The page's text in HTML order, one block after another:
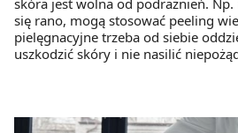
skóra jest wolna od podrażnień.
się rano, mogą stosować peeling
pielęgnacyjne trzeba od siebie
uszkodzić skóry i nie nasilić